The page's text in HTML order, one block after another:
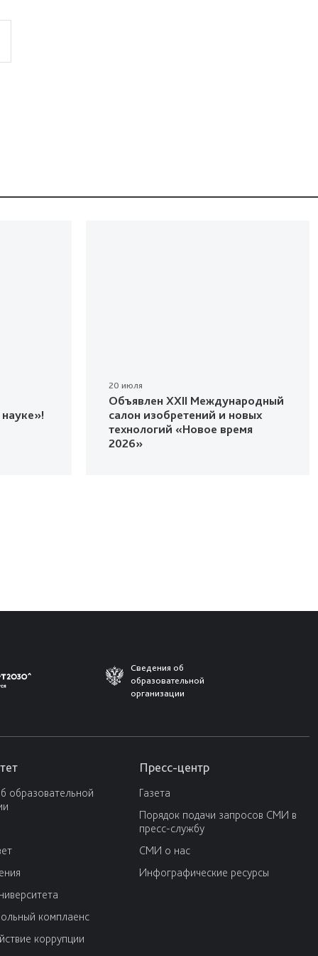
20 июля
Объявлен XXII Международный
салон изобретений и новых
технологий «Новое время
2026»
Сведения об
образовательной
организации
образовательной
комплаенс
коррупции
Пресс-центр
Газета
Порядок подачи запросов СМИ в
пресс-службу
СМИ о нас
Инфографические ресурсы